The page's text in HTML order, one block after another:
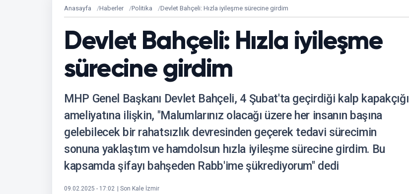
Anasayfa Haberler Politika Devlet Bahçeli: Hızla iyileşme sürecine girdim
Devlet Bahçeli: Hızla iyileşme
sürecine girdim
MHP Genel Başkanı Devlet Bahçeli, 4 Şubat'ta geçirdiği kalp kapakçığı
ameliyatına ilişkin, "Malumlarınız olacağı üzere her insanın başına
gelebilecek bir rahatsızlık devresinden geçerek tedavi sürecimin
sonuna yaklaştım ve hamdolsun hızla iyileşme sürecine girdim. Bu
kapsamda şifayı bahşeden Rabb'ime şükrediyorum" dedi
09.02.2025 - 17:02 | Son Kale İzmir